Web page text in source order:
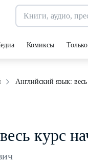
Комиксы
Английский язык:
курс